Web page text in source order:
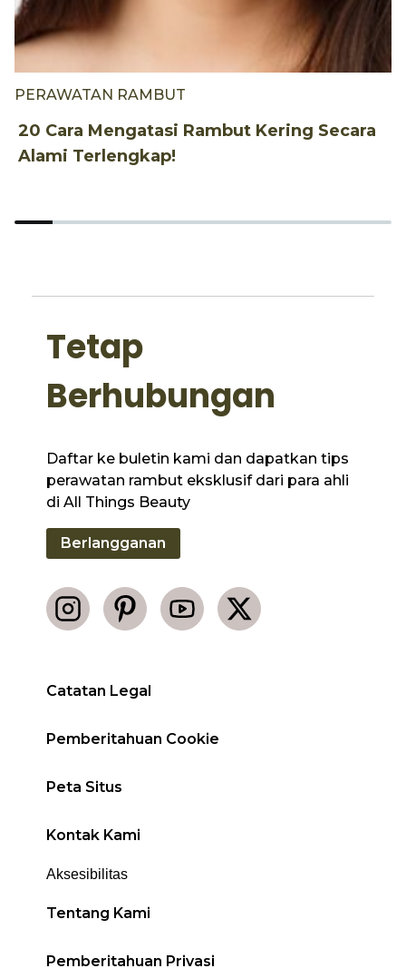
PERAWATAN RAMBUT
20 Cara Mengatasi Rambut Kering Secara
Alami Terlengkap!
Catatan Legal
Pemberitahuan Cookie
Peta Situs
Kontak Kami
Aksesibilitas
Tentang Kami
Pemberitahuan Privasi
Tetap
Berhubungan
Daftar ke buletin kami dan dapatkan tips
perawatan rambut eksklusif dari para ahli
di All Things Beauty
Berlangganan